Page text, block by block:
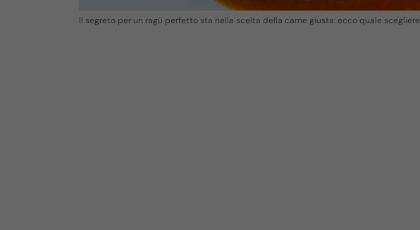
Il segreto per un ragù perfetto sta nella scelta della carne giusta: ecco quale scegliere